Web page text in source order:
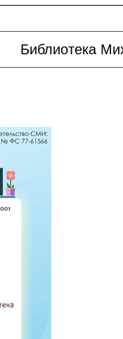
Библиотека